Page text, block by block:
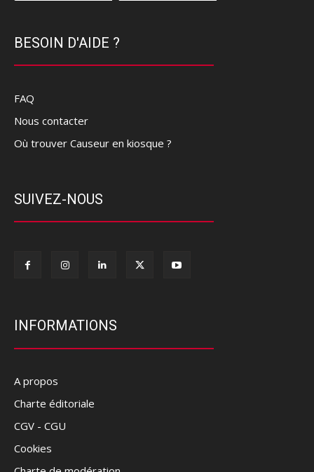
BESOIN D'AIDE ?
FAQ
Nous contacter
Où trouver Causeur en kiosque ?
SUIVEZ-NOUS
INFORMATIONS
A propos
Charte éditoriale
CGV - CGU
Cookies